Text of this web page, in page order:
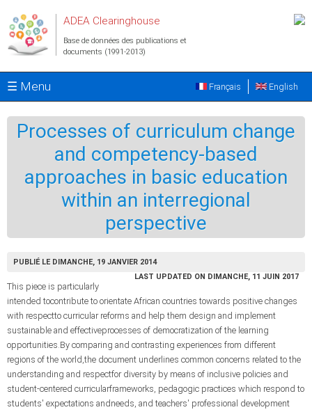
ADEA Clearinghouse
Base de données des publications et
documents (1991-2013)
☰ Menu English
Français
Processes of curriculum change
and competency-based
approaches in basic education
within an interregional
perspective
PUBLIÉ LE DIMANCHE, 19 JANVIER 2014
LAST UPDATED ON DIMANCHE, 11 JUIN 2017
This piece is particularly
intended tocontribute to orientate African countries towards positive changes
with respectto curricular reforms and help them design and implement
sustainable and effectiveprocesses of democratization of the learning
opportunities.By comparing and contrasting experiences from different
regions of the world,the document underlines common concerns related to the
understanding and respectfor diversity by means of inclusive policies and
student-centered curricularframeworks, pedagogic practices which respond to
students' expectations andneeds, and teachers' professional development